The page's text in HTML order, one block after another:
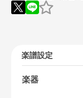
楽譜設定
楽器